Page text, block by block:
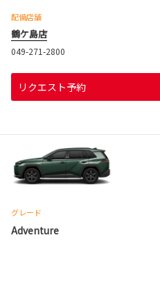
配備店舗
鶴ケ島店
049-271-2800
リクエスト予約
グレード
Adventure